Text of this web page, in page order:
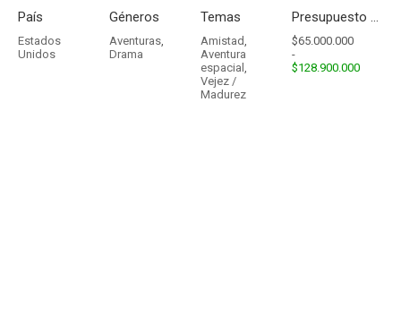
País
Estados
Unidos
Géneros
Aventuras,
Drama
Temas
Amistad,
Aventura
espacial ,
Vejez /
Madurez
Presupuesto - Ingresos
$65.000.000
-
$128.900.000